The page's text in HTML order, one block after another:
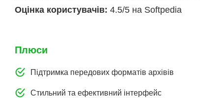
Оцінка користувачів: 4.5/5 на Softpedia
Плюси
Підтримка передових форматів архівів
Стильний та ефективний інтерфейс